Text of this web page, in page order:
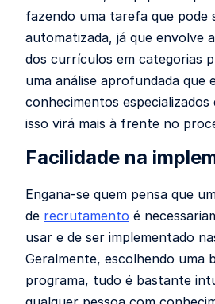
fazendo uma tarefa que pode
automatizada, já que envolve
dos currículos em categorias
uma análise aprofundada que
conhecimentos
isso virá mais à frente no
Facilidade na
Engana-se quem pensa que
de recrutamento é
usar e de ser implementado
Geralmente, escolhendo uma
programa, tudo é bastante